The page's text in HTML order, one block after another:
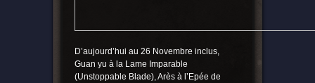
D’aujourd’hui au 26 Novembre inclus,
Guan yu à la Lame Imparable
(Unstoppable Blade), Arès à l’Epée de